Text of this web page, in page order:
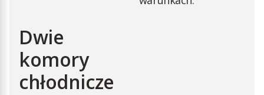
Dwie
komory
chłodnicze